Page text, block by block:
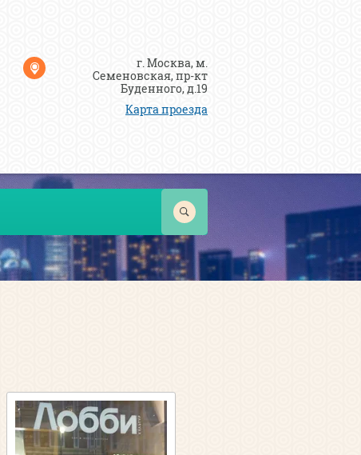
г. Москва, м.
Семеновская, пр-кт
Буденного, д.19
Карта проезда